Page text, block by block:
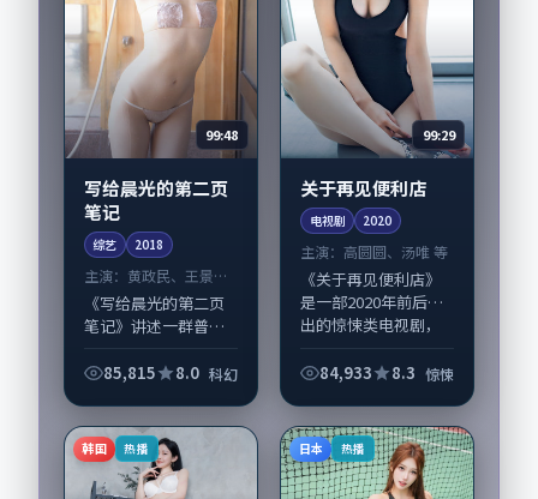
99:48
写给晨光的第二页
笔记
综艺 2018
主演： 黄政民、王景春
等
《写给晨光的第二页
笔记》讲述一群普通
改写人生轨迹的故
头。导演洪尚秀擅长
留白叙事，黄政民、
王...
85,815 8.0 科幻
99:29
关于再见便利店
电视剧 2020
主演：高圆圆、汤唯 等
《关于再见便利店》
是一部2020年前后推
出的惊悚类电视剧，
圆、汤唯，任素汐、
绕当代都市中的...
84,933 8.3 惊悚
韩国 热播 日本 热播